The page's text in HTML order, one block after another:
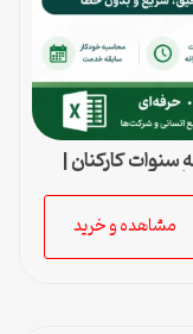
سنوات کارکنان |
کار
مشاهده و خرید